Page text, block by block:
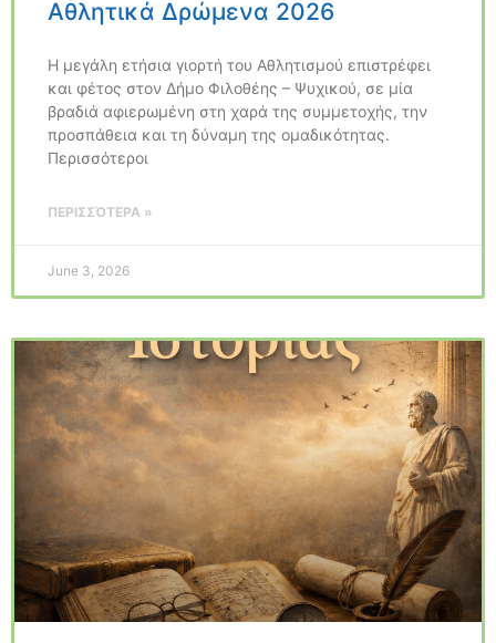
Αθλητικά Δρώμενα 2026
Η μεγάλη ετήσια γιορτή του Αθλητισμού επιστρέφει
και φέτος στον Δήμο Φιλοθέης – Ψυχικού, σε μία
βραδιά αφιερωμένη στη χαρά της συμμετοχής, την
προσπάθεια και τη δύναμη της ομαδικότητας.
Περισσότεροι
ΠΕΡΙΣΣΌΤΕΡΑ »
June 3, 2026